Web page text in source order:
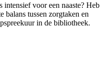
intensief voor een naaste? Heb
balans tussen zorgtaken en
in de bibliotheek.